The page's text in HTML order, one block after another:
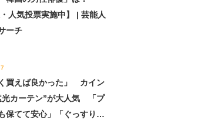
・人気投票実施中】 | 芸能人
ーチ
7
く買えば良かった」 カイン
光カーテン”が大人気 「プ
保てて安心」「ぐっすり眠